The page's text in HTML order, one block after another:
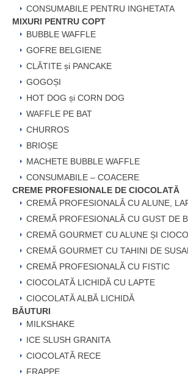
CONSUMABILE PENTRU INGHETATA
MIXURI PENTRU COPT
BUBBLE WAFFLE
GOFRE BELGIENE
CLĂTITE și PANCAKE
GOGOȘI
HOT DOG și CORN DOG
WAFFLE PE BAT
CHURROS
BRIOȘE
MACHETE BUBBLE WAFFLE
CONSUMABILE – COACERE
CREME PROFESIONALE DE CIOCOLATĂ
CREMĂ PROFESIONALĂ CU ALUNE,
CREMĂ PROFESIONALĂ CU GUST DE
CREMĂ GOURMET CU ALUNE ȘI
CREMĂ GOURMET CU TAHINI DE
CREMĂ PROFESIONALĂ CU FISTIC
CIOCOLATĂ LICHIDĂ CU LAPTE
CIOCOLATĂ ALBĂ LICHIDĂ
BĂUTURI
MILKSHAKE
ICE SLUSH GRANITA
CIOCOLATĂ RECE
FRAPPE